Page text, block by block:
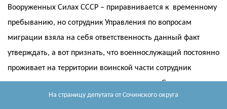
На страницу депутата от Сочинского округа
Вооруженных Силах СССР – приравнивается к временному
пребыванию, но сотрудник Управления по вопросам
миграции взяла на себя ответственность данный факт
утверждать, а вот признать, что военнослужащий постоянно
проживает на территории воинской части сотрудник
миграционного центра не может признать. Соответственно
предоставленные мною документы не могут служить